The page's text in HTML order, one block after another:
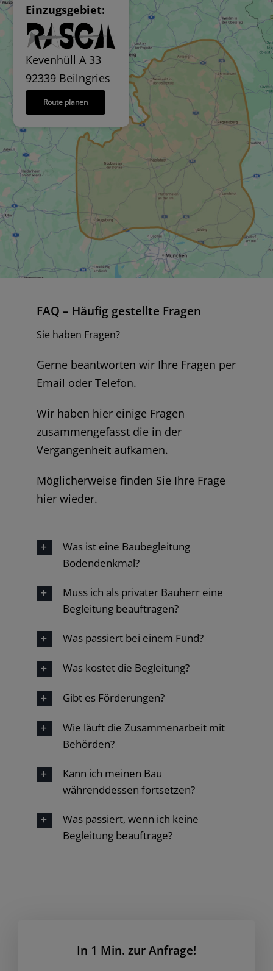
Einzugsgebiet:
Kevenhüll A 33
92339 Beilngries
Route planen
FAQ – Häufig gestellte Fragen
Sie haben Fragen?
Gerne beantworten wir Ihre Fragen per
Email oder Telefon.
Wir haben hier einige Fragen
zusammengefasst die in der
Vergangenheit aufkamen.
Möglicherweise finden Sie Ihre Frage
hier wieder.
Was ist eine Baubegleitung
Bodendenkmal?
Muss ich als privater Bauherr eine
Begleitung beauftragen?
Was passiert bei einem Fund?
Was kostet die Begleitung?
Gibt es Förderungen?
Wie läuft die Zusammenarbeit mit
Behörden?
Kann ich meinen Bau
währenddessen fortsetzen?
Was passiert, wenn ich keine
Begleitung beauftrage?
In 1 Min. zur Anfrage!